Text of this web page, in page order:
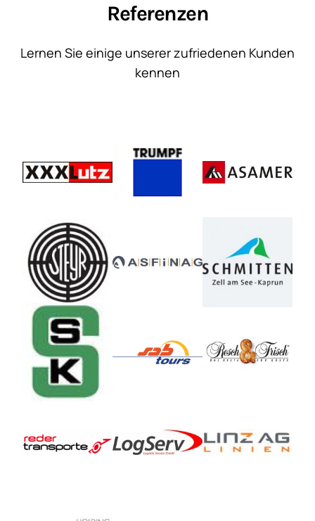
Referenzen
Lernen Sie einige unserer zufriedenen Kunden
kennen